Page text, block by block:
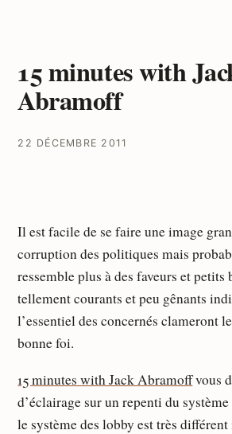
15 minutes with
Abramoff
22 DÉCEMBRE 2011
Il est facile de se faire une image
corruption des politiques mais
ressemble plus à des faveurs et petits
tellement courants et peu gênants
l’essentiel des concernés clameront
bonne foi.
15 minutes with Jack Abramoffvous
d’éclairage sur un repenti du
le système des lobby est très